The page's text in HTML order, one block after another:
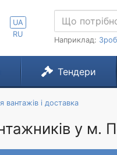
UA
RU
Наприклад:
Тендери
вантажів і доставка
у м.